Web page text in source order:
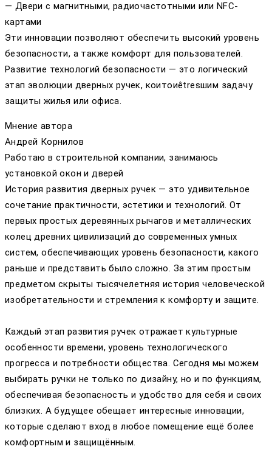
— Двери с магнитными, радиочастотными или NFC-
картами
Эти инновации позволяют обеспечить высокий уровень
безопасности, а также комфорт для пользователей.
Развитие технологий безопасности — это логический
этап эволюции дверных ручек, коитоиêtresшим задачу
защиты жилья или офиса.
Мнение автора
Андрей Корнилов
Работаю в строительной компании, занимаюсь
установкой окон и дверей
История развития дверных ручек — это удивительное
сочетание практичности, эстетики и технологий. От
первых простых деревянных рычагов и металлических
колец древних цивилизаций до современных умных
систем, обеспечивающих уровень безопасности, какого
раньше и представить было сложно. За этим простым
предметом скрыты тысячелетняя история человеческой
изобретательности и стремления к комфорту и защите.
Каждый этап развития ручек отражает культурные
особенности времени, уровень технологического
прогресса и потребности общества. Сегодня мы можем
выбирать ручки не только по дизайну, но и по функциям,
обеспечивая безопасность и удобство для себя и своих
близких. А будущее обещает интересные инновации,
которые сделают вход в любое помещение ещё более
комфортным и защищённым.